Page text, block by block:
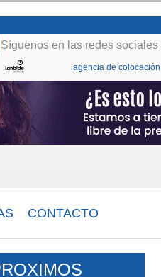
Síguenos en las redes sociales
agencia de
CONTACTO